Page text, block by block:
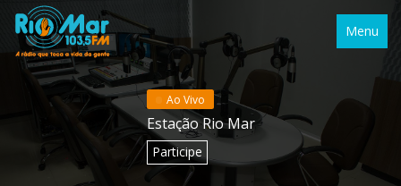
Menu
Ao Vivo
Estação Rio Mar
Participe